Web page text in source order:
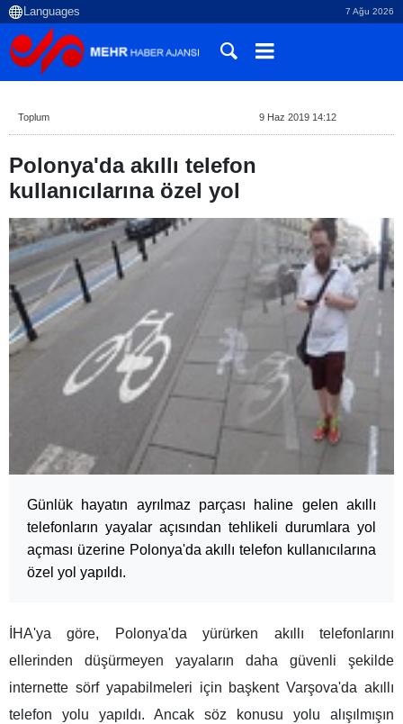
7 Ağu 2026
Toplum 9 Haz 2019 14:12
Polonya'da akıllı telefon
kullanıcılarına özel yol
Günlük hayatın ayrılmaz parçası haline gelen akıllı
telefonların yayalar açısından tehlikeli durumlara yol
açması üzerine Polonya'da akıllı telefon kullanıcılarına
özel yol yapıldı.
İHA'ya göre, Polonya'da yürürken akıllı telefonlarını
ellerinden düşürmeyen yayaların daha güvenli şekilde
internette sörf yapabilmeleri için başkent Varşova'da akıllı
telefon yolu yapıldı. Ancak söz konusu yolu alışılmışın